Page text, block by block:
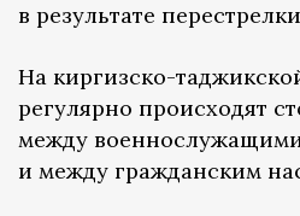
в результате
На киргизско-
регулярно происходят
между военнослужащими
и между гражданским